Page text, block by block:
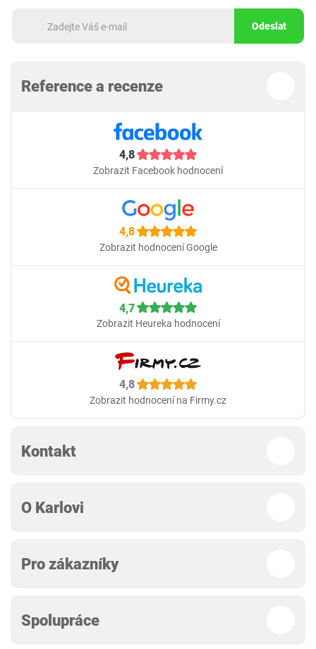
Odeslat
Reference a recenze
4,8
Zobrazit Facebook hodnocení
4,8
Zobrazit hodnocení Google
4,7
Zobrazit Heureka hodnocení
4,8
Zobrazit hodnocení na Firmy.cz
Kontakt
O Karlovi
Pro zákazníky
Spolupráce